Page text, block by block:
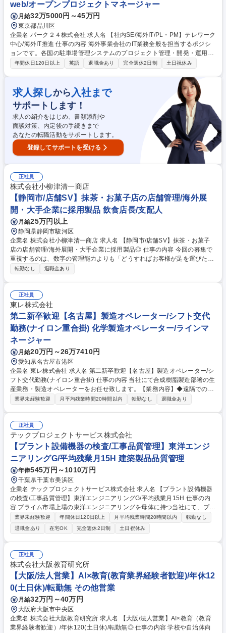
web/オープンプロジェクトマネージャー
月給32万5000円～45万円
東京都品川区
企業名 パーク２４株式会社 求人名 【社内SE/海外IT/PL・PM】テレワーク
中心/海外IT推進 仕事の内容 海外事業会社のIT業務全般を担当するポジシ
ョンです。各国の駐車場管理システムのプロジェクト管理・開発・運用を
推進し、各国のニーズに合わせて展開します。国をまたぐITプロジェクト
各国における駐車場管理システムのプロジェクト管理・開発・運用を推進
します。精算機、AI・カメラを活用した車番認証システム、モバイルアプ
リケーション、需要予測アルゴリズムなどの自社プロダクトを各国ニーズ
に合わせて展開。また、各国事業会社が企画・開発した駐車場管理システ
ムを他国へ展開する業務も担当します。 募集職種 【社内SE/海外IT/PL・P
M】テレワーク中心/海外IT推進
年間休日120日以上 英語 退職金あり 完全週休2日制 土日祝休み
求人探しから 入社まで
サポートします！
求人の紹介をはじめ、書類添削や
面談対策、内定後の手続きまで
あなたの転職活動をサポートします。
登録してサポートを受ける
正社員
株式会社小柳津清一商店
【静岡市/店舗SV】抹茶・お菓子店の店舗管理/海外展
開・大手企業に採用製品 飲食店長/支配人
月給25万円以上
静岡県静岡市駿河区
企業名 株式会社小柳津清一商店 求人名 【静岡市/店舗SV】抹茶・お菓子
店の店舗管理/海外展開・大手企業に採用製品◎ 仕事の内容 今回の募集で
重視するのは、数字の管理能力よりも「どうすればお客様が足を運びたく
なるか」を形にする企画・アイデア力です。 数字管理より“来店したくな
「雅正庵」の魅力発信や、スタッフを巻き込んだ店舗活性化も担当。入社
後は一般職から店長、SVへキャリアアップ可能です。自由な発想を活か
し、お客様やスタッフに愛される店舗づくりを行います。提案力も磨けま
す。※変更の範囲：当社の定める業務 募集職種 【静岡市/店舗SV】抹茶・
お菓子店の店舗管理/海外展開・大手企業に採用製品◎
転勤なし 退職金あり
正社員
東レ株式会社
第二新卒歓迎【名古屋】製造オペレーター/シフト交代
勤務(ナイロン重合掛) 化学製造オペレーター/ラインマ
ネージャー
月給20万円～26万7410円
愛知県名古屋市港区
企業名 東レ株式会社 求人名 第二新卒歓迎【名古屋】製造オペレーター/シ
フト交代勤務(ナイロン重合掛) 仕事の内容 当社にて合成樹脂製造部署の生
産業務・製造オペレーターをお任せ致します。【業務内容】◆遠隔での設
備監視および設備現場でのパトロール業務品種切り替え作業(設備をリセ
た部屋からモニターで遠隔監視できる体制 【キャリアパス】入社後しばら
くはシフトで経験を積んでいただきますが、熟練したら日勤への変更も十
分ありえますし、希望も出せます。 【当社について】ユニクロの「ヒート
テック」や「ウルトラライトダウン」の素材にも当社の技術が使われてい
ます。 募集職種 第二新卒歓迎【名古屋】製造オペレーター/シフト交代勤
務(ナイロン重合掛)
業界未経験歓迎 月平均残業時間20時間以内 転勤なし 退職金あり
正社員
テックプロジェクトサービス株式会社
【プラント設備機器の検査/工事品質管理】東洋エンジ
ニアリングG/平均残業月15H 建築製品品質管理
年俸545万円～1010万円
千葉県千葉市美浜区
企業名 テックプロジェクトサービス株式会社 求人名 【プラント設備機器
の検査/工事品質管理】東洋エンジニアリングG/平均残業月15H 仕事の内
容 プライム市場上場の東洋エンジニアリングを母体に持つ当社にて、プラ
ント設備機器の検査・工事品質管理をお任せいたします。 【業務詳細】■
検査要領書、品質記録の作成、管理■機器（塔槽、タンク、熱交換器等）
ベンダー工場での工場検査立会い■工事現場での品質管理責任者業務■高圧
ガス設備（管類）大臣認定試験者に関する手順書、記録の作成、管理な
ど。★溶接、または非破壊検査のご経験がある方は、協力会社との連携が
スムーズに行えます。また、将来的には、QCマネージャーへの道が拓か
れます。 募集職種 【プラント設備機器の検査/工事品質管理】東洋エンジ
ニアリングG/平均残業月15H
業界未経験歓迎 年間休日120日以上 月平均残業時間20時間以内
転勤なし
退職金あり
在宅OK 完全週休2日制 土日祝休み
正社員
株式会社大阪教育研究所
【大阪/法人営業】AI×教育(教育業界経験者歓迎)/年休12
0(土日休)/転勤無 その他営業
月給32万円～40万円
大阪府大阪市中央区
企業名 株式会社大阪教育研究所 求人名 【大阪/法人営業】AI×教育（教育
業界経験者歓迎）/年休120(土日休)/転勤無◎ 仕事の内容 学校や自治体向